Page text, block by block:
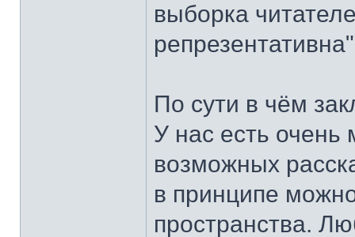
выборка
По сути в чём
У нас есть
возможных
в принципе
пространства.